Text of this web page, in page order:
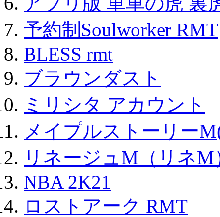
予約制Soulworker RMT
BLESS rmt
ブラウンダスト
ミリシタ アカウント
メイプルストーリー
リネージュM（リネM
NBA 2K21
ロストアーク RMT